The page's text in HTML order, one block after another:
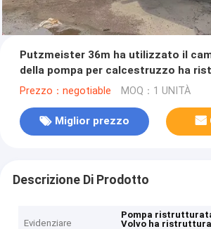
Putzmeister 36m ha utilizzato il
della pompa per calcestruzzo ha
pompa di Beton
Prezzo：negotiable MOQ：1 UNITÀ
Miglior prezzo
Descrizione Di Prodotto
Evidenziare
Pompa
Volvo ha